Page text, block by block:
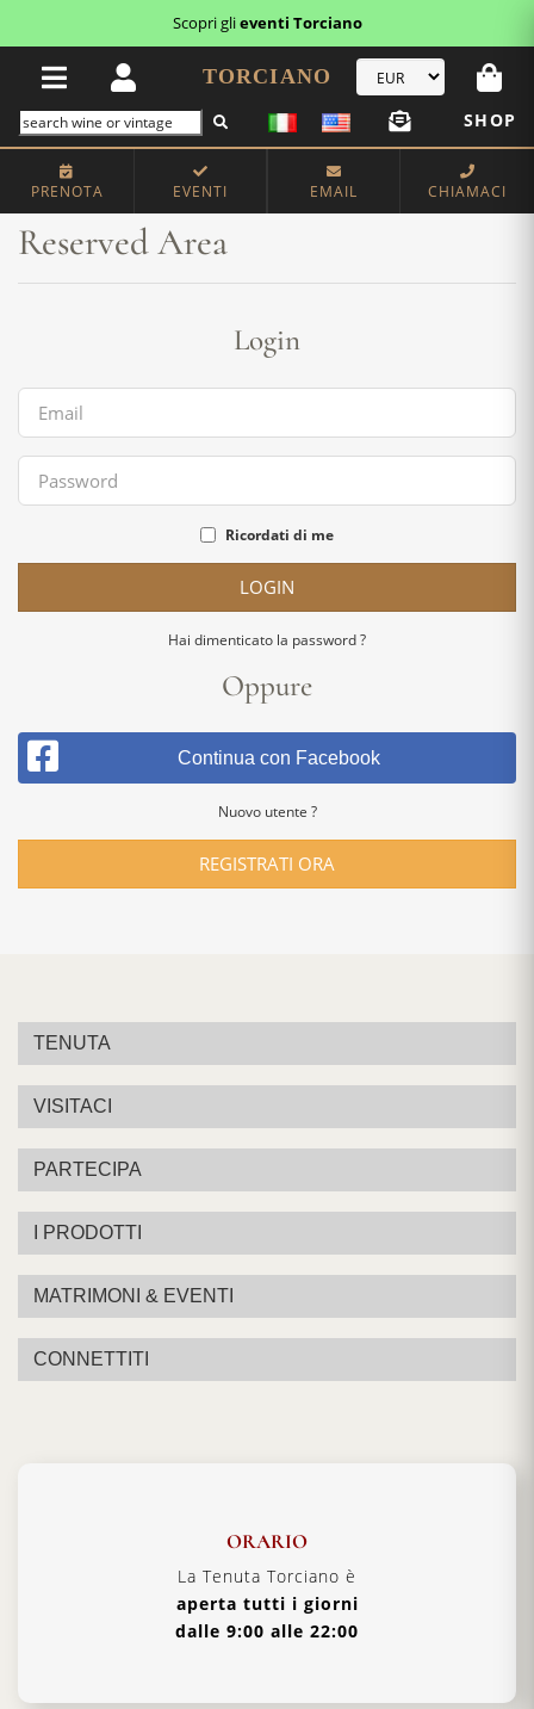
Scopri glieventi Torciano
TORCIANO
SHOP
PRENOTA EVENTI EMAIL CHIAMACI
Home Reserved Area
Reserved Area
Login
Ricordati di me
LOGIN
Hai dimenticato la password ?
Oppure
Continua con Facebook
Nuovo utente ?
REGISTRATI ORA
TENUTA
VISITACI
PARTECIPA
I PRODOTTI
MATRIMONI & EVENTI
CONNETTITI
ORARIO
La Tenuta Torciano è
aperta tutti i giorni
dalle 9:00 alle 22:00